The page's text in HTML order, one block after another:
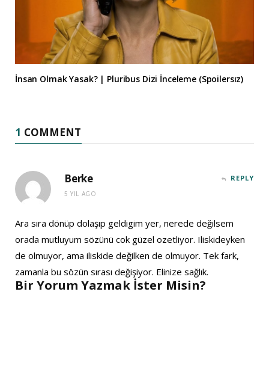
İnsan Olmak Yasak? | Pluribus Dizi İnceleme (Spoilersız)
1 COMMENT
Berke
5 YIL AGO
REPLY
Ara sıra dönüp dolaşıp geldigim yer, nerede değilsem
orada mutluyum sözünü cok güzel ozetliyor. Iliskideyken
de olmuyor, ama iliskide değilken de olmuyor. Tek fark,
zamanla bu sözün sırası değişiyor. Elinize sağlık.
Bir Yorum Yazmak İster Misin?